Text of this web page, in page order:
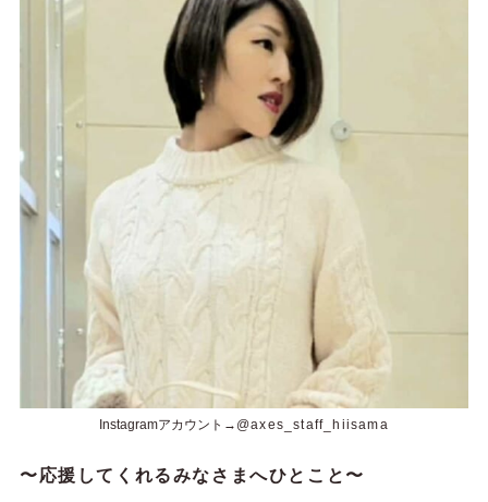
Instagramアカウント→ @axes_staff_hiisama
〜応援してくれるみなさまへひとこと〜